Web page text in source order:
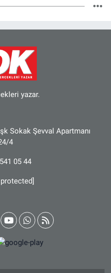
yazar.
Sokak Şevval Apartmanı
4
05 44